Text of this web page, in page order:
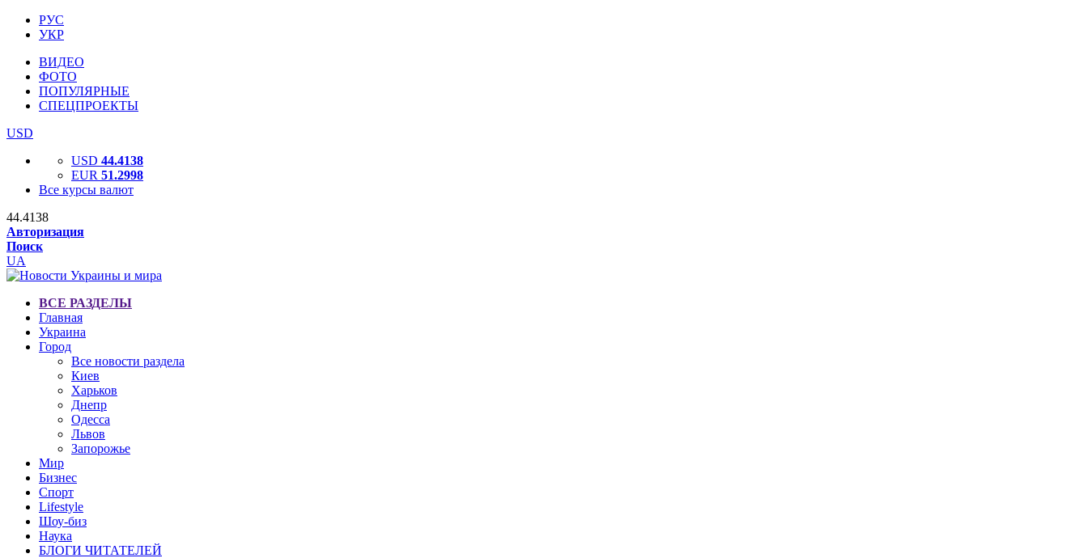
РУС
УКР
ВИДЕО
ФОТО
ПОПУЛЯРНЫЕ
СПЕЦПРОЕКТЫ
USD
USD 44.4138
EUR 51.2998
Все курсы валют
44.4138
Авторизация
Поиск
UA
ВСЕ РАЗДЕЛЫ
Главная
Украина
Город
Все новости раздела
Киев
Харьков
Днепр
Одесса
Львов
Запорожье
Мир
Бизнес
Спорт
Lifestyle
Шоу-биз
Наука
БЛОГИ ЧИТАТЕЛЕЙ